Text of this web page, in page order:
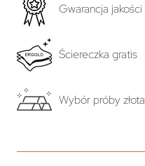
Gwarancja jakości
Ściereczka gratis
Wybór próby złota